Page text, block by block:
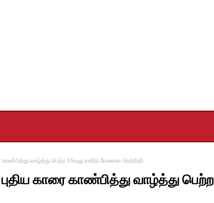
வாழ்த்து பெற்ற 55வது வார்டு மேலவை பிரதிநிதி
காரை காண்பித்து வாழ்த்து பெற்ற